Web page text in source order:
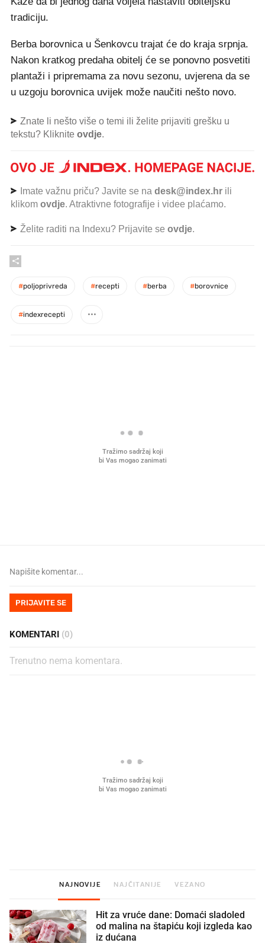
tradiciju.
Berba borovnica u Šenkovcu trajat će do kraja srpnja.
Nakon kratkog predaha obitelj će se ponovno posvetiti
plantaži i pripremama za novu sezonu, uvjerena da se
u uzgoju borovnica uvijek može naučiti nešto novo.
Znate li nešto više o temi ili želite prijaviti grešku u
tekstu? Kliknite ovdje.
Imate važnu priču? Javite se na desk@index.hr ili
klikom ovdje. Atraktivne fotografije i videe plaćamo.
Želite raditi na Indexu? Prijavite se ovdje.
#poljoprivreda #recepti #berba #borovnice
#indexrecepti
PRIJAVITE SE
KOMENTARI (0)
Trenutno nema komentara.
NAJNOVIJE NAJČITANIJE VEZANO
Hit za vruće dane: Domaći sladoled
od malina na štapiću koji izgleda kao
iz dućana